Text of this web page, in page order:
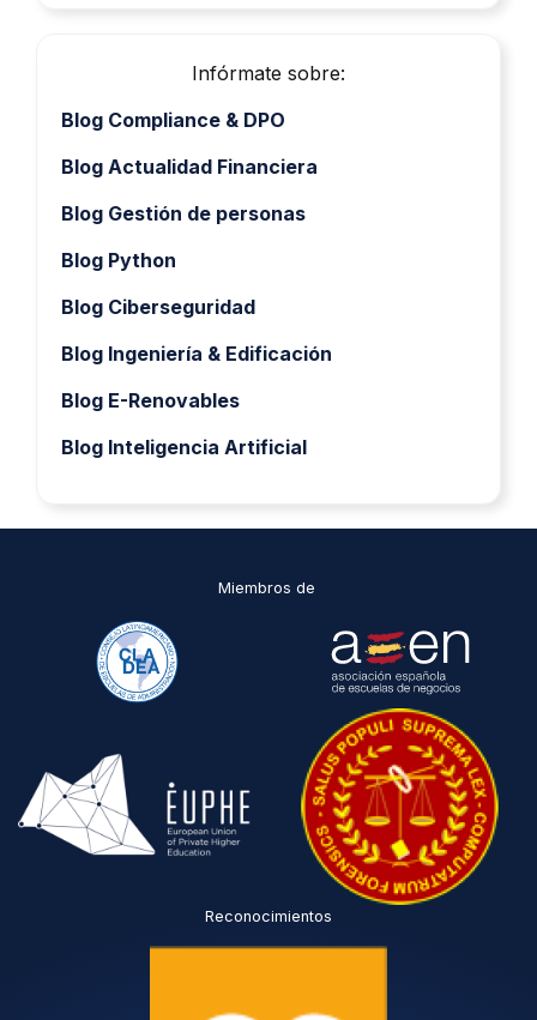
Infórmate sobre:
Blog Compliance & DPO
Blog Actualidad Financiera
Blog Gestión de personas
Blog Python
Blog Ciberseguridad
Blog Ingeniería & Edificación
Blog E-Renovables
Blog Inteligencia Artificial
Miembros de
Reconocimientos